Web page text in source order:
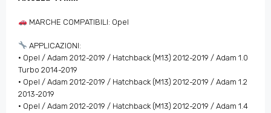
MARCHE COMPATIBILI: Opel
APPLICAZIONI:
• Opel / Adam 2012-2019 / Hatchback (M13) 2012-2019 / Adam 1.0
Turbo 2014-2019
• Opel / Adam 2012-2019 / Hatchback (M13) 2012-2019 / Adam 1.2
2013-2019
• Opel / Adam 2012-2019 / Hatchback (M13) 2012-2019 / Adam 1.4